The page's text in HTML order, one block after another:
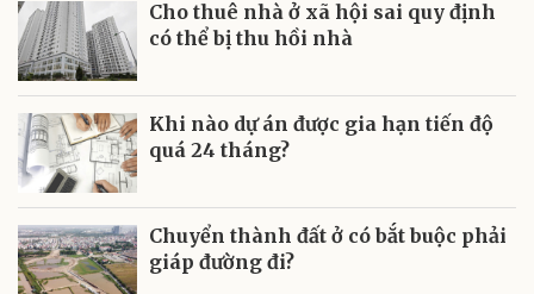
Cho thuê nhà ở xã hội sai quy định
có thể bị thu hồi nhà
Khi nào dự án được gia hạn tiến độ
quá 24 tháng?
Chuyển thành đất ở có bắt buộc phải
giáp đường đi?